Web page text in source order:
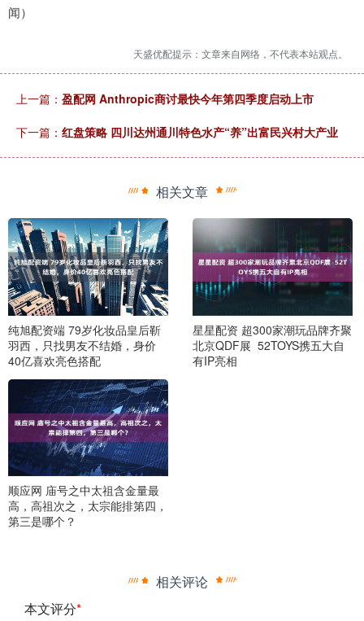
闻）
天盛优配提示：文章来自网络，不代表本站观点。
上一篇： 盈配网 Anthropic商讨最快今年第四季度启动上市
下一篇： 红盘策略 四川达州通川特色水产“养”出富民兴村大产业
相关文章
纯旭配资端 79岁化妆品皇后靳
羽西，只找男友不结婚，身价
40亿喜欢亮色搭配
星星配资 超300家潮玩品牌齐聚
北京QDF展 52TOYS携五大自
有IP亮相
顺应网 庙号之中太祖含金量最
高，高祖次之，太宗能排第四，
第三是哪个？
相关评论
本文评分*